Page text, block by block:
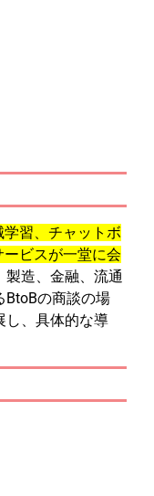
習、チャットボ
ビスが一堂に会
製造、金融、流通
BtoBの商談の場
し、具体的な導